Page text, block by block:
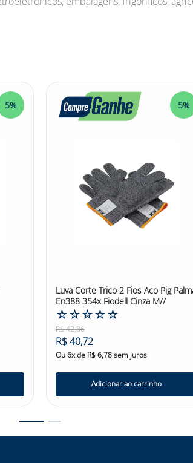
5% 5%
Luva Corte Trico 2 Fios Aco Pig
En388 354x Fiodell Cinza M//
☆☆☆☆☆
R$42,86
R$40,72
Ou6x de R$6,78sem juros
Adicionar ao carrinho